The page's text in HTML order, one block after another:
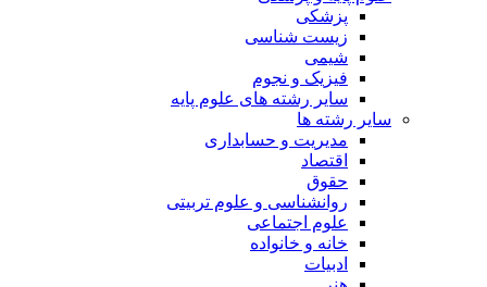
پزشکی
زیست شناسی
شیمی
فیزیک و نجوم
سایر رشته های علوم پایه
سایر رشته ها
مدیریت و حسابداری
اقتصاد
حقوق
روانشناسی و علوم تربیتی
علوم اجتماعی
خانه و خانواده
ادبیات